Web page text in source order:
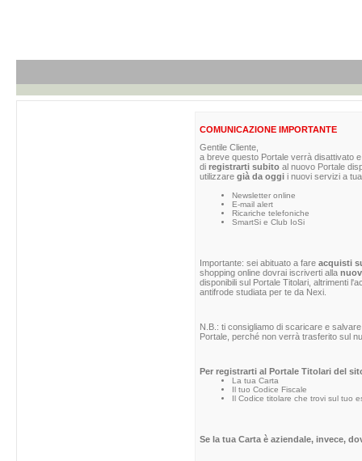
COMUNICAZIONE IMPORTANTE
Gentile Cliente,
a breve questo Portale verrà disattivato
diregistrarti subitoal nuovo Portale
utilizzare già da oggii nuovi servizi a
Newsletter online
E-mail alert
Ricariche telefoniche
SmartSi e Club IoSi
Importante: sei abituato a fare acquisti
shopping online dovrai iscriverti alla
disponibili sul Portale Titolari, altrimenti
antifrode studiata per te da Nexi.
N.B.: ti consigliamo di scaricare e
Portale, perché non verrà trasferito sul
Per registrarti al Portale Titolari del
La tua Carta
Il tuo Codice Fiscale
Il Codice titolare che trovi sul tuo
Se la tua Carta è aziendale, invece,